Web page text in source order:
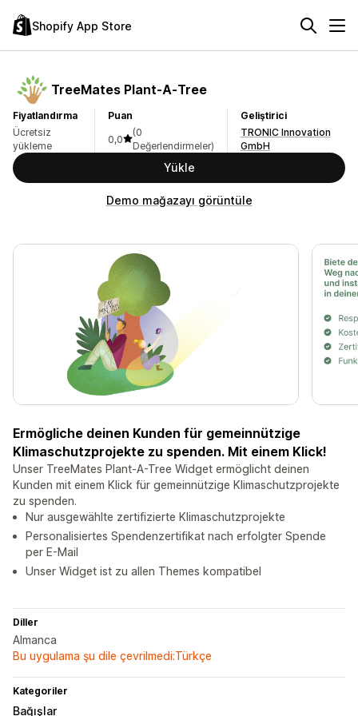
Shopify App Store
TreeMates Plant‑A‑Tree
Fiyatlandırma
Ücretsiz
yükleme
Puan
0,0
(0
Değerlendirmeler)
Geliştirici
TRONIC Innovation
GmbH
Yükle
Demo mağazayı görüntüle
Ermögliche deinen Kunden für gemeinnützige
Klimaschutzprojekte zu spenden. Mit einem Klick!
Unser TreeMates Plant-A-Tree Widget ermöglicht deinen
Kunden mit einem Klick für gemeinnützige Klimaschutzprojekte
zu spenden.
Nur ausgewählte zertifizierte Klimaschutzprojekte
Personalisiertes Spendenzertifikat nach erfolgter Spende
per E-Mail
Unser Widget ist zu allen Themes kompatibel
Diller
Almanca
Bu uygulama şu dile çevrilmedi:Türkçe
Kategoriler
Bağışlar